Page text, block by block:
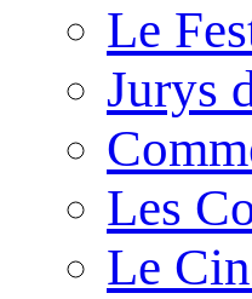
Le
Jurys
Les
Le